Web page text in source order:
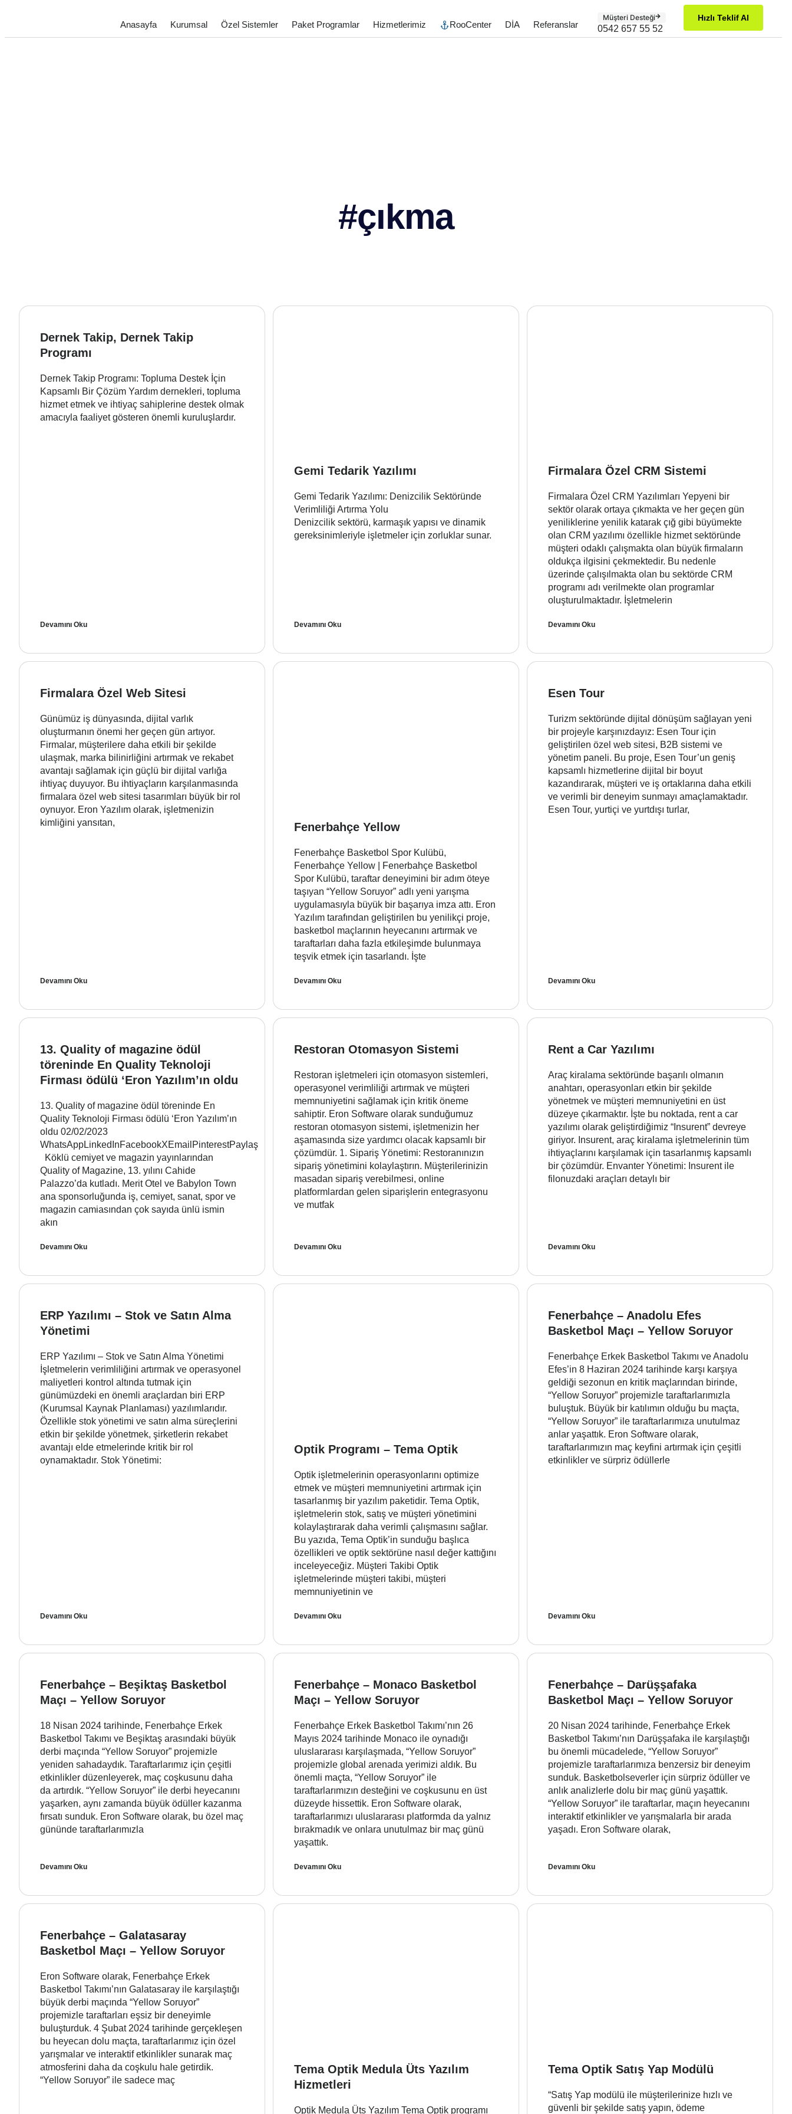
Anasayfa Kurumsal Özel Sistemler Paket Programlar Hizmetlerimiz RooCenter DİA Referanslar
Müşteri Desteği
0542 657 55 52
Hızlı Teklif Al
#çıkma
Dernek Takip, Dernek Takip
Programı
Dernek Takip Programı: Topluma Destek İçin
Kapsamlı Bir Çözüm Yardım dernekleri, topluma
hizmet etmek ve ihtiyaç sahiplerine destek olmak
amacıyla faaliyet gösteren önemli kuruluşlardır.
Devamını Oku
Gemi Tedarik Yazılımı
Gemi Tedarik Yazılımı: Denizcilik Sektöründe
Verimliliği Artırma Yolu
Denizcilik sektörü, karmaşık yapısı ve dinamik
gereksinimleriyle işletmeler için zorluklar sunar.
Devamını Oku
Firmalara Özel CRM Sistemi
Firmalara Özel CRM Yazılımları Yepyeni bir
sektör olarak ortaya çıkmakta ve her geçen gün
yeniliklerine yenilik katarak çığ gibi büyümekte
olan CRM yazılımı özellikle hizmet sektöründe
müşteri odaklı çalışmakta olan büyük firmaların
oldukça ilgisini çekmektedir. Bu nedenle
üzerinde çalışılmakta olan bu sektörde CRM
programı adı verilmekte olan programlar
oluşturulmaktadır. İşletmelerin
Devamını Oku
Firmalara Özel Web Sitesi
Günümüz iş dünyasında, dijital varlık
oluşturmanın önemi her geçen gün artıyor.
Firmalar, müşterilere daha etkili bir şekilde
ulaşmak, marka bilinirliğini artırmak ve rekabet
avantajı sağlamak için güçlü bir dijital varlığa
ihtiyaç duyuyor. Bu ihtiyaçların karşılanmasında
firmalara özel web sitesi tasarımları büyük bir rol
oynuyor. Eron Yazılım olarak, işletmenizin
kimliğini yansıtan,
Devamını Oku
Fenerbahçe Yellow
Fenerbahçe Basketbol Spor Kulübü,
Fenerbahçe Yellow | Fenerbahçe Basketbol
Spor Kulübü, taraftar deneyimini bir adım öteye
taşıyan “Yellow Soruyor” adlı yeni yarışma
uygulamasıyla büyük bir başarıya imza attı. Eron
Yazılım tarafından geliştirilen bu yenilikçi proje,
basketbol maçlarının heyecanını artırmak ve
taraftarları daha fazla etkileşimde bulunmaya
teşvik etmek için tasarlandı. İşte
Devamını Oku
Esen Tour
Turizm sektöründe dijital dönüşüm sağlayan yeni
bir projeyle karşınızdayız: Esen Tour için
geliştirilen özel web sitesi, B2B sistemi ve
yönetim paneli. Bu proje, Esen Tour’un geniş
kapsamlı hizmetlerine dijital bir boyut
kazandırarak, müşteri ve iş ortaklarına daha etkili
ve verimli bir deneyim sunmayı amaçlamaktadır.
Esen Tour, yurtiçi ve yurtdışı turlar,
Devamını Oku
13. Quality of magazine ödül
töreninde En Quality Teknoloji
Firması ödülü ‘Eron Yazılım’ın oldu
13. Quality of magazine ödül töreninde En
Quality Teknoloji Firması ödülü ‘Eron Yazılım’ın
oldu 02/02/2023
WhatsAppLinkedInFacebookXEmailPinterestPaylaş
Köklü cemiyet ve magazin yayınlarından
Quality of Magazine, 13. yılını Cahide
Palazzo’da kutladı. Merit Otel ve Babylon Town
ana sponsorluğunda iş, cemiyet, sanat, spor ve
magazin camiasından çok sayıda ünlü ismin
akın
Devamını Oku
Restoran Otomasyon Sistemi
Restoran işletmeleri için otomasyon sistemleri,
operasyonel verimliliği artırmak ve müşteri
memnuniyetini sağlamak için kritik öneme
sahiptir. Eron Software olarak sunduğumuz
restoran otomasyon sistemi, işletmenizin her
aşamasında size yardımcı olacak kapsamlı bir
çözümdür. 1. Sipariş Yönetimi: Restoranınızın
sipariş yönetimini kolaylaştırın. Müşterilerinizin
masadan sipariş verebilmesi, online
platformlardan gelen siparişlerin entegrasyonu
ve mutfak
Devamını Oku
Rent a Car Yazılımı
Araç kiralama sektöründe başarılı olmanın
anahtarı, operasyonları etkin bir şekilde
yönetmek ve müşteri memnuniyetini en üst
düzeye çıkarmaktır. İşte bu noktada, rent a car
yazılımı olarak geliştirdiğimiz “Insurent” devreye
giriyor. Insurent, araç kiralama işletmelerinin tüm
ihtiyaçlarını karşılamak için tasarlanmış kapsamlı
bir çözümdür. Envanter Yönetimi: Insurent ile
filonuzdaki araçları detaylı bir
Devamını Oku
ERP Yazılımı – Stok ve Satın Alma
Yönetimi
ERP Yazılımı – Stok ve Satın Alma Yönetimi
İşletmelerin verimliliğini artırmak ve operasyonel
maliyetleri kontrol altında tutmak için
günümüzdeki en önemli araçlardan biri ERP
(Kurumsal Kaynak Planlaması) yazılımlarıdır.
Özellikle stok yönetimi ve satın alma süreçlerini
etkin bir şekilde yönetmek, şirketlerin rekabet
avantajı elde etmelerinde kritik bir rol
oynamaktadır. Stok Yönetimi:
Devamını Oku
Optik Programı – Tema Optik
Optik işletmelerinin operasyonlarını optimize
etmek ve müşteri memnuniyetini artırmak için
tasarlanmış bir yazılım paketidir. Tema Optik,
işletmelerin stok, satış ve müşteri yönetimini
kolaylaştırarak daha verimli çalışmasını sağlar.
Bu yazıda, Tema Optik’in sunduğu başlıca
özellikleri ve optik sektörüne nasıl değer kattığını
inceleyeceğiz. Müşteri Takibi Optik
işletmelerinde müşteri takibi, müşteri
memnuniyetinin ve
Devamını Oku
Fenerbahçe – Anadolu Efes
Basketbol Maçı – Yellow Soruyor
Fenerbahçe Erkek Basketbol Takımı ve Anadolu
Efes’in 8 Haziran 2024 tarihinde karşı karşıya
geldiği sezonun en kritik maçlarından birinde,
“Yellow Soruyor” projemizle taraftarlarımızla
buluştuk. Büyük bir katılımın olduğu bu maçta,
“Yellow Soruyor” ile taraftarlarımıza unutulmaz
anlar yaşattık. Eron Software olarak,
taraftarlarımızın maç keyfini artırmak için çeşitli
etkinlikler ve sürpriz ödüllerle
Devamını Oku
Fenerbahçe – Beşiktaş Basketbol
Maçı – Yellow Soruyor
18 Nisan 2024 tarihinde, Fenerbahçe Erkek
Basketbol Takımı ve Beşiktaş arasındaki büyük
derbi maçında “Yellow Soruyor” projemizle
yeniden sahadaydık. Taraftarlarımız için çeşitli
etkinlikler düzenleyerek, maç coşkusunu daha
da artırdık. “Yellow Soruyor” ile derbi heyecanını
yaşarken, aynı zamanda büyük ödüller kazanma
fırsatı sunduk. Eron Software olarak, bu özel maç
gününde taraftarlarımızla
Devamını Oku
Fenerbahçe – Monaco Basketbol
Maçı – Yellow Soruyor
Fenerbahçe Erkek Basketbol Takımı’nın 26
Mayıs 2024 tarihinde Monaco ile oynadığı
uluslararası karşılaşmada, “Yellow Soruyor”
projemizle global arenada yerimizi aldık. Bu
önemli maçta, “Yellow Soruyor” ile
taraftarlarımızın desteğini ve coşkusunu en üst
düzeyde hissettik. Eron Software olarak,
taraftarlarımızı uluslararası platformda da yalnız
bırakmadık ve onlara unutulmaz bir maç günü
yaşattık.
Devamını Oku
Fenerbahçe – Darüşşafaka
Basketbol Maçı – Yellow Soruyor
20 Nisan 2024 tarihinde, Fenerbahçe Erkek
Basketbol Takımı’nın Darüşşafaka ile karşılaştığı
bu önemli mücadelede, “Yellow Soruyor”
projemizle taraftarlarımıza benzersiz bir deneyim
sunduk. Basketbolseverler için sürpriz ödüller ve
anlık analizlerle dolu bir maç günü yaşattık.
“Yellow Soruyor” ile taraftarlar, maçın heyecanını
interaktif etkinlikler ve yarışmalarla bir arada
yaşadı. Eron Software olarak,
Devamını Oku
Fenerbahçe – Galatasaray
Basketbol Maçı – Yellow Soruyor
Eron Software olarak, Fenerbahçe Erkek
Basketbol Takımı’nın Galatasaray ile karşılaştığı
büyük derbi maçında “Yellow Soruyor”
projemizle taraftarları eşsiz bir deneyimle
buluşturduk. 4 Şubat 2024 tarihinde gerçekleşen
bu heyecan dolu maçta, taraftarlarımız için özel
yarışmalar ve interaktif etkinlikler sunarak maç
atmosferini daha da coşkulu hale getirdik.
“Yellow Soruyor” ile sadece maç
Tema Optik Medula Üts Yazılım
Hizmetleri
Optik Medula Üts Yazılım Tema Optik programı
Tema Optik Satış Yap Modülü
“Satış Yap modülü ile müşterilerinize hızlı ve
güvenli bir şekilde satış yapın, ödeme